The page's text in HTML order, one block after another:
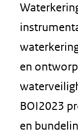
en
BOI2023
en